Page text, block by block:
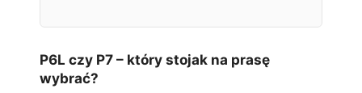
P6L czy P7 – który stojak na prasę
wybrać?